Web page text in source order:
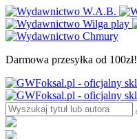
Darmowa przesyłka od 100zł!